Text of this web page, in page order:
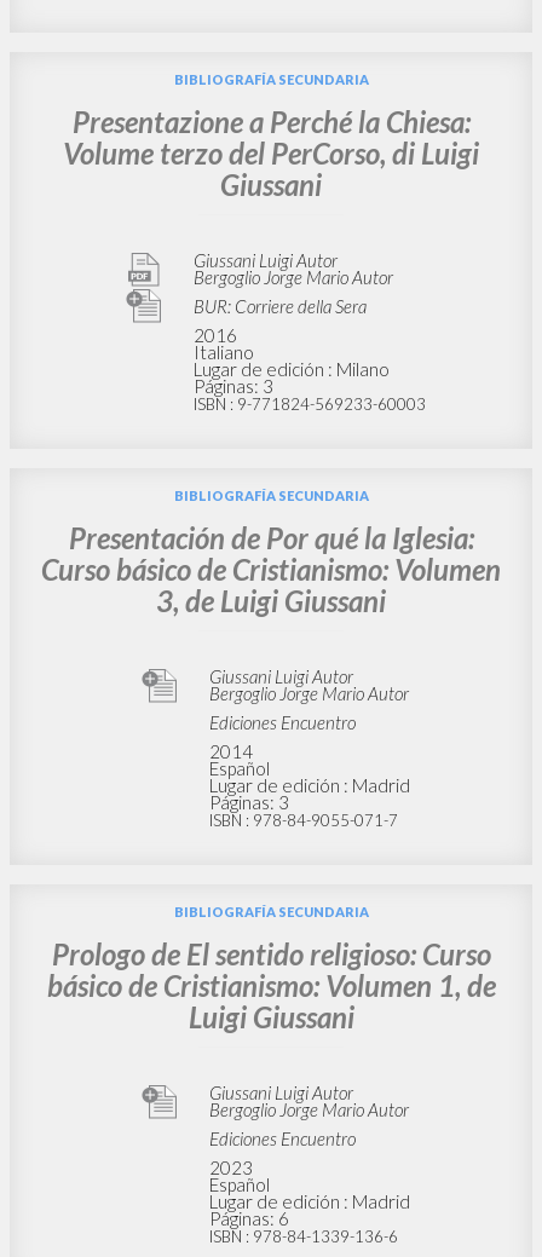
BIBLIOGRAFÍA SECUNDARIA
Presentazione a Perché la Chiesa:
Volume terzo del PerCorso, di Luigi
Giussani
Giussani Luigi Autor
Bergoglio Jorge Mario Autor
BUR: Corriere della Sera
2016
Italiano
Lugar de edición : Milano
Páginas: 3
ISBN : 9-771824-569233-60003
BIBLIOGRAFÍA SECUNDARIA
Presentación de Por qué la Iglesia:
Curso básico de Cristianismo: Volumen
3, de Luigi Giussani
Giussani Luigi Autor
Bergoglio Jorge Mario Autor
Ediciones Encuentro
2014
Español
Lugar de edición : Madrid
Páginas: 3
ISBN : 978-84-9055-071-7
BIBLIOGRAFÍA SECUNDARIA
Prologo de El sentido religioso: Curso
básico de Cristianismo: Volumen 1, de
Luigi Giussani
Giussani Luigi Autor
Bergoglio Jorge Mario Autor
Ediciones Encuentro
2023
Español
Lugar de edición : Madrid
Páginas: 6
ISBN : 978-84-1339-136-6